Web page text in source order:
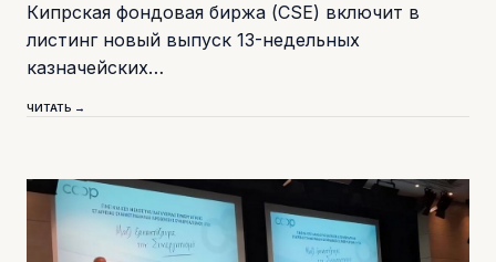
Кипрская фондовая биржа (CSE) включит в
листинг новый выпуск 13-недельных
казначейских…
ЧИТАТЬ →